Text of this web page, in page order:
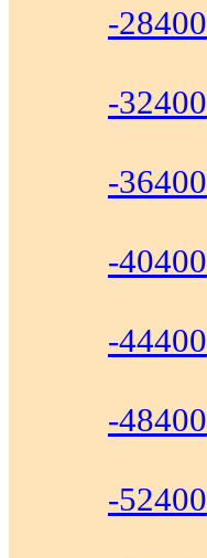
-28400
-32400
-36400
-40400
-44400
-48400
-52400